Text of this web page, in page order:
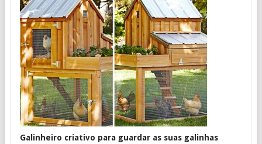
Galinheiro criativo para guardar as suas galinhas